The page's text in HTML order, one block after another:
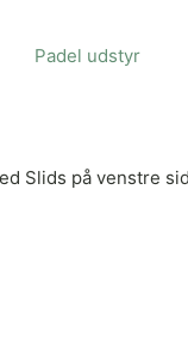
Padel udstyr
Slids på venstre